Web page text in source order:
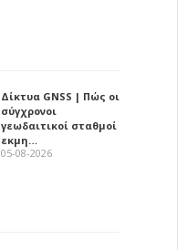
Δίκτυα GNSS | Πώς οι
σύγχρονοι
γεωδαιτικοί σταθμοί
εκμη…
05-08-2026